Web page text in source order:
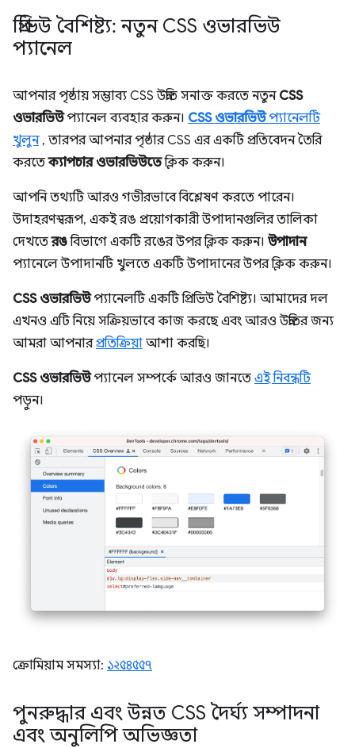
প্রিভিউ বৈশিষ্ট্য: নতুন CSS ওভারভিউ
প্যানেল
আপনার পৃষ্ঠায় সম্ভাব্য CSS উন্নতি সনাক্ত করতে নতুন CSS
ওভারভিউপ্যানেল ব্যবহার করুন। CSS ওভারভিউপ্যানেলটি
খুলুন, তারপর আপনার পৃষ্ঠার CSS এর একটি প্রতিবেদন তৈরি
করতেক্যাপচার ওভারভিউতেক্লিক করুন।
আপনি তথ্যটি আরও গভীরভাবে বিশ্লেষণ করতে পারেন।
উদাহরণস্বরূপ, একই রঙ প্রয়োগকারী উপাদানগুলির তালিকা
দেখতেরঙবিভাগে একটি রঙের উপর ক্লিক করুন। উপাদান
প্যানেলে উপাদানটি খুলতে একটি উপাদানের উপর ক্লিক করুন।
CSS ওভারভিউপ্যানেলটি একটি প্রিভিউ বৈশিষ্ট্য। আমাদের দল
এখনও এটি নিয়ে সক্রিয়ভাবে কাজ করছে এবং আরও উন্নতির জন্য
আমরা আপনারপ্রতিক্রিয়া আশা করছি।
CSS ওভারভিউপ্যানেল সম্পর্কে আরও জানতে এই নিবন্ধটি
পড়ুন।
ক্রোমিয়াম সমস্যা: ১২৫৪৫৫৭
পুনরুদ্ধার এবং উন্নত CSS দৈর্ঘ্য সম্পাদনা
এবং অনুলিপি অভিজ্ঞতা